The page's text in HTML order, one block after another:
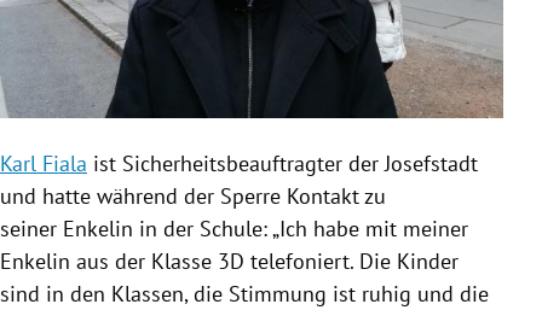
Karl Fiala ist Sicherheitsbeauftragter der Josefstadt
und hatte während der Sperre Kontakt zu
seiner Enkelin in der Schule: „Ich habe mit meiner
Enkelin aus der Klasse 3D telefoniert. Die Kinder
sind in den Klassen, die Stimmung ist ruhig und die